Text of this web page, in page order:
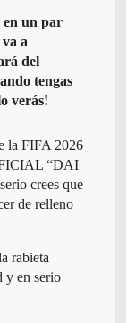
en un par
va a
del
tengas
verás!
la FIFA 2026
“DAI
crees que
de relleno
rabieta
y en serio